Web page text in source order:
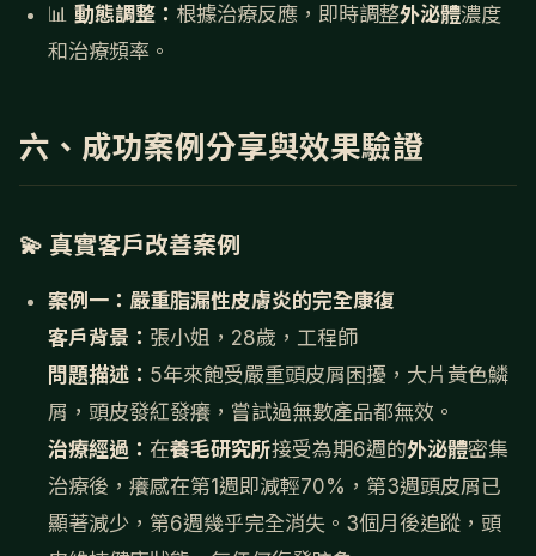
📊 動態調整： 根據治療反應，即時調整外泌體濃度
和治療頻率。
六、成功案例分享與效果驗證
💫 真實客戶改善案例
案例一：嚴重脂漏性皮膚炎的完全康復
客戶背景： 張小姐，28歲，工程師
問題描述： 5年來飽受嚴重頭皮屑困擾，大片黃色鱗
屑，頭皮發紅發癢，嘗試過無數產品都無效。
治療經過： 在養毛研究所接受為期6週的外泌體密集
治療後，癢感在第1週即減輕70%，第3週頭皮屑已
顯著減少，第6週幾乎完全消失。3個月後追蹤，頭